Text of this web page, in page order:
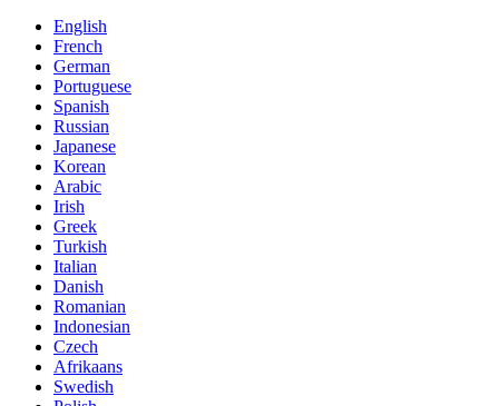
English
French
German
Portuguese
Spanish
Russian
Japanese
Korean
Arabic
Irish
Greek
Turkish
Italian
Danish
Romanian
Indonesian
Czech
Afrikaans
Swedish